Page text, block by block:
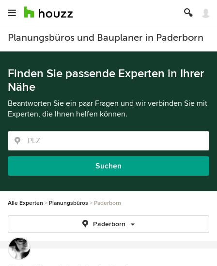
Planungsbüros und Bauplaner in Paderborn
Finden Sie passende Experten in Ihrer
Nähe
Beantworten Sie ein paar Fragen und wir verbinden Sie mit
Experten, die Ihnen helfen können.
Suchen
Alle Experten Planungsbüros Paderborn
Paderborn